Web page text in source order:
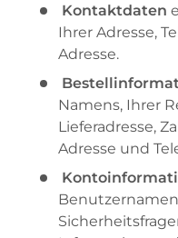
Kontaktdaten
Ihrer Adresse,
Adresse.
Namens, Ihrer
Lieferadresse,
Adresse und